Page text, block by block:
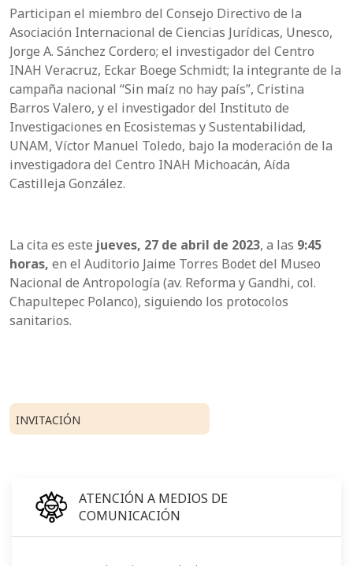
Participan el miembro del Consejo Directivo de la
Asociación Internacional de Ciencias Jurídicas, Unesco,
Jorge A. Sánchez Cordero; el investigador del Centro
INAH Veracruz, Eckar Boege Schmidt; la integrante de la
campaña nacional “Sin maíz no hay país”, Cristina
Barros Valero, y el investigador del Instituto de
Investigaciones en Ecosistemas y Sustentabilidad,
UNAM, Víctor Manuel Toledo, bajo la moderación de la
investigadora del Centro INAH Michoacán, Aída
Castilleja González.
La cita es este jueves, 27 de abril de 2023, a las 9:45
horas, en el Auditorio Jaime Torres Bodet del Museo
Nacional de Antropología (av. Reforma y Gandhi, col.
Chapultepec Polanco), siguiendo los protocolos
sanitarios.
INVITACIÓN
ATENCIÓN A MEDIOS DE
COMUNICACIÓN